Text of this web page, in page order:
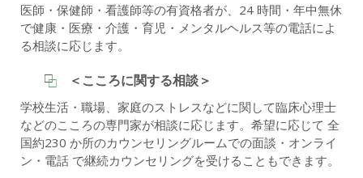
医師・保健師・看護師等の有資格者が、24 時間・年中無休
で健康・医療・介護・育児・メンタルヘルス等の電話によ
る相談に応じます。
＜こころに関する相談＞
学校生活・職場、家庭のストレスなどに関して臨床心理士
などのこころの専門家が相談に応じます。希望に応じて 全
国約230 か所のカウンセリングルームでの面談・オンライ
ン・電話 で継続カウンセリングを受けることもできます。